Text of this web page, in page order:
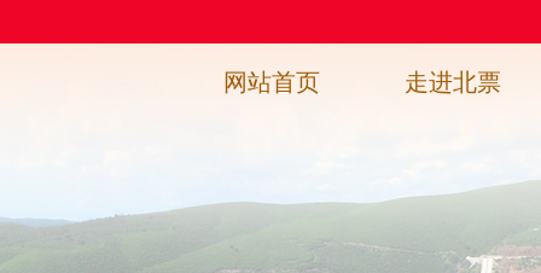
网站首页 走进北票